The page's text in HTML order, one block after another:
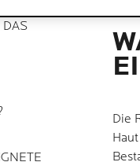
DAS
Die